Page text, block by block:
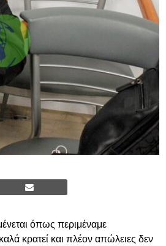
όπως περιμέναμε
κρατεί και πλέον απώλειες δεν